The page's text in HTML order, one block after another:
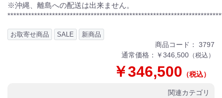
※沖縄、離島への配送は出来ません。
お取寄せ商品 SALE 新商品
商品コード： 3797
通常価格：￥346,500 （税込）
￥346,500 （税込）
関連カテゴリ